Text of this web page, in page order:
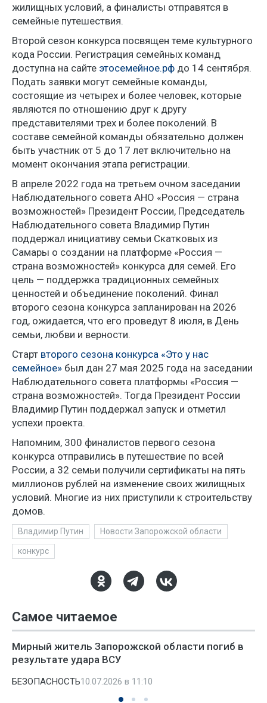
жилищных условий, а финалисты отправятся в
семейные путешествия.
Второй сезон конкурса посвящен теме культурного
кода России. Регистрация семейных команд
доступна на сайте этосемейное.рф до 14 сентября.
Подать заявки могут семейные команды,
состоящие из четырех и более человек, которые
являются по отношению друг к другу
представителями трех и более поколений. В
составе семейной команды обязательно должен
быть участник от 5 до 17 лет включительно на
момент окончания этапа регистрации.
В апреле 2022 года на третьем очном заседании
Наблюдательного совета АНО «Россия — страна
возможностей» Президент России, Председатель
Наблюдательного совета Владимир Путин
поддержал инициативу семьи Скатковых из
Самары о создании на платформе «Россия —
страна возможностей» конкурса для семей. Его
цель — поддержка традиционных семейных
ценностей и объединение поколений. Финал
второго сезона конкурса запланирован на 2026
год, ожидается, что его проведут 8 июля, в День
семьи, любви и верности.
Старт второго сезона конкурса «Это у нас
семейное» был дан 27 мая 2025 года на заседании
Наблюдательного совета платформы «Россия —
страна возможностей». Тогда Президент России
Владимир Путин поддержал запуск и отметил
успехи проекта.
Напомним, 300 финалистов первого сезона
конкурса отправились в путешествие по всей
России, а 32 семьи получили сертификаты на пять
миллионов рублей на изменение своих жилищных
условий. Многие из них приступили к строительству
домов.
Владимир Путин Новости Запорожской области
конкурс
Самое читаемое
Мирный житель Запорожской области погиб в
результате удара ВСУ
БЕЗОПАСНОСТЬ10.07.2026 в 11:10